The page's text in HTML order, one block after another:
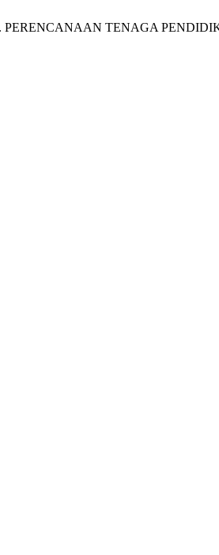
PERENCANAAN TENAGA